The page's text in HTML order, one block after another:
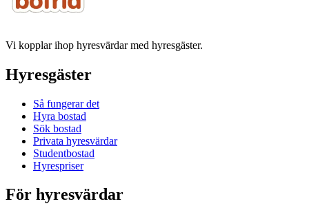
Vi kopplar ihop hyresvärdar med hyresgäster.
Hyresgäster
Så fungerar det
Hyra bostad
Sök bostad
Privata hyresvärdar
Studentbostad
Hyrespriser
För hyresvärdar